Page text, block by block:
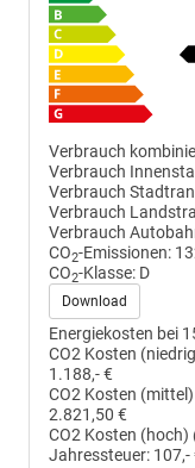
Verbrauch
Verbrauch
Verbrauch
Verbrauch
Verbrauch
CO2-Emissionen:
CO2-Klasse: D
Download
Energiekosten bei
CO2 Kosten
1.188,- €
CO2 Kosten (mittel)
2.821,50 €
CO2 Kosten (hoch)
Jahressteuer: 107,-